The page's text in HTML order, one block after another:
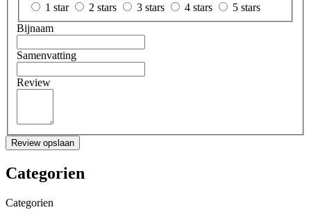
1 star
2 stars 3 stars 4 stars
5 stars
Bijnaam
Samenvatting
Review
Review opslaan
Categorien
Categorien